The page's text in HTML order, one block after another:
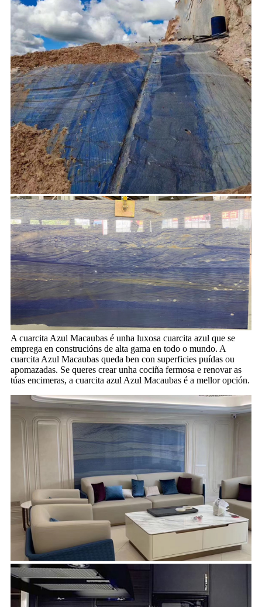
A cuarcita Azul Macaubas é unha luxosa cuarcita azul que se
emprega en construcións de alta gama en todo o mundo. A
cuarcita Azul Macaubas queda ben con superficies puídas ou
apomazadas. Se queres crear unha cociña fermosa e renovar as
túas encimeras, a cuarcita azul Azul Macaubas é a mellor opción.